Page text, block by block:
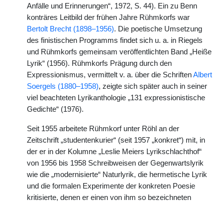
Anfälle und Erinnerungen“, 1972, S. 44). Ein zu Benn
konträres Leitbild der frühen Jahre Rühmkorfs war
Bertolt Brecht (1898–1956). Die poetische Umsetzung
des finistischen Programms findet sich u. a. in Riegels
und Rühmkorfs gemeinsam veröffentlichten Band „Heiße
Lyrik“ (1956). Rühmkorfs Prägung durch den
Expressionismus, vermittelt v. a. über die SchriftenAlbert
Soergels (1880–1958), zeigte sich später auch in seiner
viel beachteten Lyrikanthologie „131 expressionistische
Gedichte“ (1976).
Seit 1955 arbeitete Rühmkorf unter Röhl an der
Zeitschrift „studentenkurier“ (seit 1957 „konkret“) mit, in
der er in der Kolumne „Leslie Meiers Lyrikschlachthof“
von 1956 bis 1958 Schreibweisen der Gegenwartslyrik
wie die „modernisierte“ Naturlyrik, die hermetische Lyrik
und die formalen Experimente der konkreten Poesie
kritisierte, denen er einen von ihm so bezeichneten